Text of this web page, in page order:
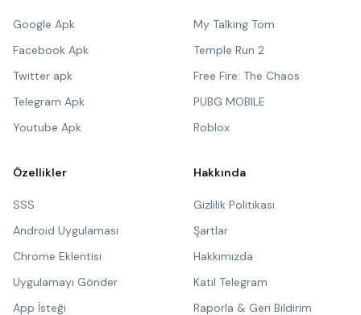
Google Apk
Facebook Apk
Twitter apk
Telegram Apk
Youtube Apk
My Talking Tom
Temple Run 2
Free Fire: The Chaos
PUBG MOBILE
Roblox
Özellikler
SSS
Android Uygulaması
Chrome Eklentisi
Uygulamayı Gönder
App İsteği
Hakkında
Gizlilik Politikası
Şartlar
Hakkımızda
Katıl Telegram
Raporla & Geri Bildirim